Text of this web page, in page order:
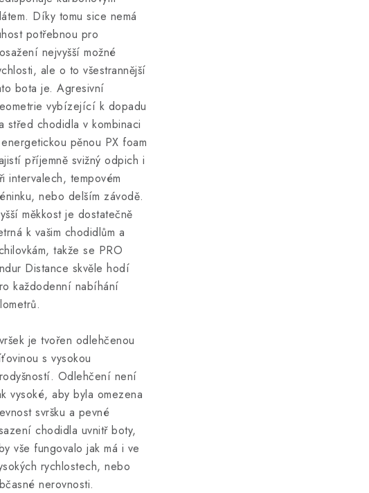
Díky tomu sice nemá
potřebnou pro
nejvyšší možné
ale o to všestrannější
bota je. Agresivní
vybízející k dopadu
střed chodidla v kombinaci
pěnou PX foam
příjemně svižný odpich i
intervalech, tempovém
nebo delším závodě.
měkkost je dostatečně
k vašim chodidlům a
takže se PRO
Distance skvěle hodí
každodenní nabíhání
je tvořen odlehčenou
s vysokou
Odlehčení není
vysoké, aby byla omezena
svršku a pevné
chodidla uvnitř boty,
vše fungovalo jak má i ve
rychlostech, nebo
nerovnosti.